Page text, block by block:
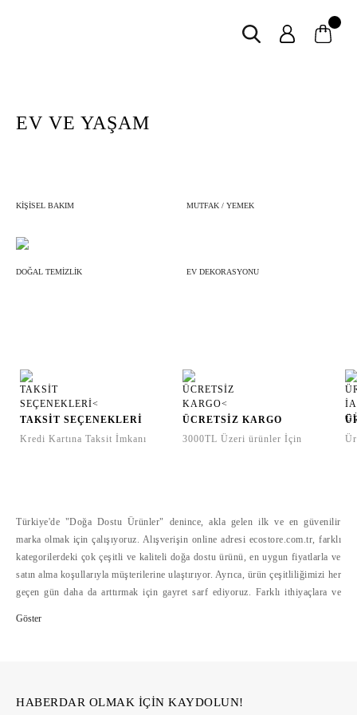
EV VE YAŞAM
KİŞİSEL BAKIM MUTFAK / YEMEK
DOĞAL TEMİZLİK EV DEKORASYONU
TAKSİT SEÇENEKLERİ
Kredi Kartına Taksit İmkanı
ÜCRETSİZ KARGO
3000TL Üzeri ürünler İçin
Türkiye'de "Doğa Dostu Ürünler" denince, akla gelen ilk ve en güvenilir
marka olmak için çalışıyoruz. Alışverişin online adresi ecostore.com.tr, farklı
kategorilerdeki çok çeşitli ve kaliteli doğa dostu ürünü, en uygun fiyatlarla ve
satın alma koşullarıyla müşterilerine ulaştırıyor. Ayrıca, ürün çeşitliliğimizi her
geçen gün daha da arttırmak için gayret sarf ediyoruz. Farklı ithiyaçlara ve
HABERDAR OLMAK İÇİN KAYDOLUN!